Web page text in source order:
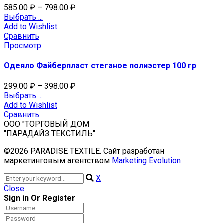
585.00 ₽ – 798.00 ₽
Выбрать ...
Add to Wishlist
Сравнить
Просмотр
Одеяло Файберпласт стеганое полиэстер 100 гр
299.00 ₽ – 398.00 ₽
Выбрать ...
Add to Wishlist
Сравнить
ООО "ТОРГОВЫЙ ДОМ
"ПАРАДАЙЗ ТЕКСТИЛЬ"
©2026 PARADISE TEXTILE. Сайт разработан
маркетинговым агентством Marketing Evolution
X
Close
Sign in Or Register